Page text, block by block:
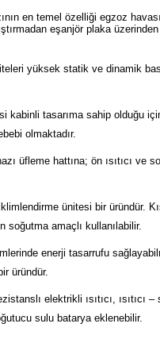
en temel özelliği egzoz
eşanjör plaka üzerinden
yüksek statik ve dinamik
kabinli tasarıma sahip olduğu
olmaktadır.
üfleme hattına; ön ısıtıcı ve
ünitesi bir üründür.
soğutma amaçlı kullanılabilir.
enerji tasarrufu
üründür.
elektrikli ısıtıcı, ısıtıcı
sulu batarya eklenebilir.